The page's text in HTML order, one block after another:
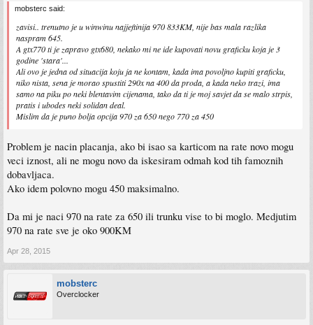
mobsterc said:
zavisi.. trenutno je u winwinu najjeftinija 970 833KM, nije bas mala razlika
naspram 645.
A gtx770 ti je zapravo gtx680, nekako mi ne ide kupovati novu graficku koja je 3
godine 'stara'...
Ali ovo je jedna od situacija koju ja ne kontam, kada ima povoljno kupiti graficku,
niko nista, sena je morao spustiti 290x na 400 da proda, a kada neko trazi, ima
samo na piku po neki blentavim cijenama, tako da ti je moj savjet da se malo strpis,
pratis i ubodes neki solidan deal.
Mislim da je puno bolja opcija 970 za 650 nego 770 za 450
Problem je nacin placanja, ako bi isao sa karticom na rate novo mogu
veci iznost, ali ne mogu novo da iskesiram odmah kod tih famoznih
dobavljaca.
Ako idem polovno mogu 450 maksimalno.
Da mi je naci 970 na rate za 650 ili trunku vise to bi moglo. Medjutim
970 na rate sve je oko 900KM
Apr 28, 2015
mobsterc
Overclocker